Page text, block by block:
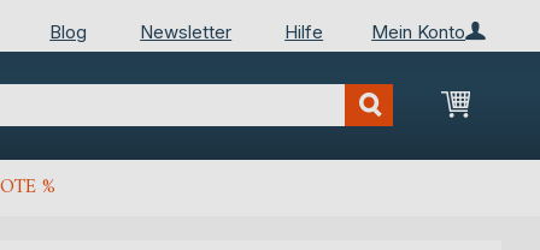
Mein Konto
Blog Newsletter Hilfe
Mein
%